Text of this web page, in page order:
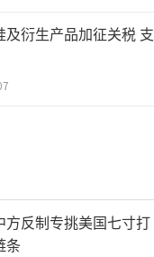
及衍生产品加征关税 支
方反制专挑美国七寸打
条